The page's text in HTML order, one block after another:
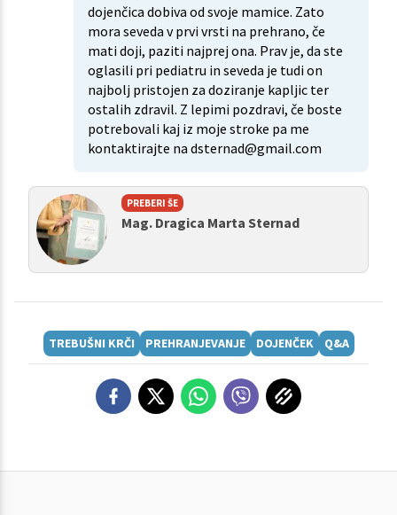
dojenčica dobiva od svoje mamice. Zato
mora seveda v prvi vrsti na prehrano, če
mati doji, paziti najprej ona. Prav je, da ste
oglasili pri pediatru in seveda je tudi on
najbolj pristojen za doziranje kapljic ter
ostalih zdravil. Z lepimi pozdravi, če boste
potrebovali kaj iz moje stroke pa me
kontaktirajte na dsternad@gmail.com
PREBERI ŠE
Mag. Dragica Marta Sternad
TREBUŠNI KRČI PREHRANJEVANJE DOJENČEK Q&A